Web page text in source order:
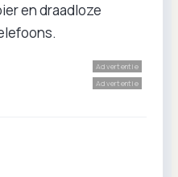
en draadloze
Advertentie
Advertentie